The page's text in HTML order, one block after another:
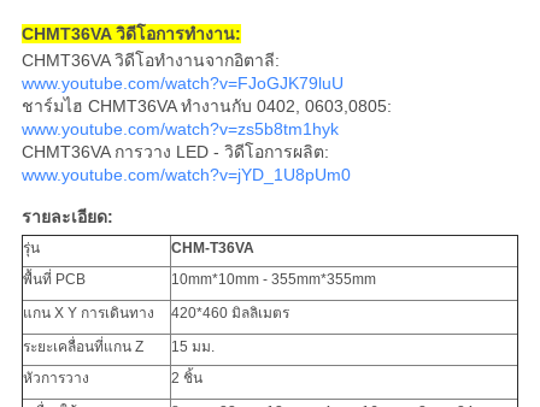
CHMT36VA วิดีโอการทํางาน:
CHMT36VA วิดีโอทํางานจากอิตาลี:
www.youtube.com/watch?v=FJoGJK79luU
ชาร์มไฮ CHMT36VA ทํางานกับ 0402, 0603,0805:
www.youtube.com/watch?v=zs5b8tm1hyk
CHMT36VA การวาง LED - วิดีโอการผลิต:
www.youtube.com/watch?v=jYD_1U8pUm0
รายละเอียด:
รุ่น
CHM-T36VA
พื้นที่ PCB
10mm*10mm - 355mm*355mm
แกน X Y การเดินทาง
420*460 มิลลิเมตร
ระยะเคลื่อนที่แกน Z
15 มม.
หัวการวาง
2 ชิ้น